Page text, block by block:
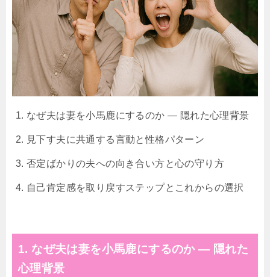
なぜ夫は妻を小馬鹿にするのか ― 隠れた心理背景
見下す夫に共通する言動と性格パターン
否定ばかりの夫への向き合い方と心の守り方
自己肯定感を取り戻すステップとこれからの選択
1. なぜ夫は妻を小馬鹿にするのか ― 隠れた
心理背景